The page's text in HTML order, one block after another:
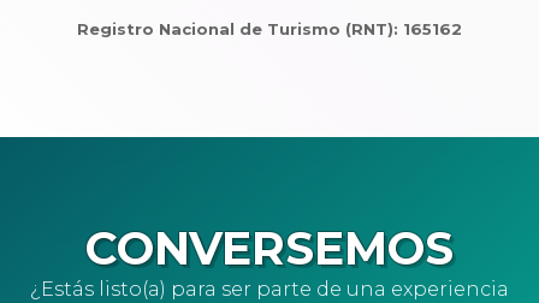
Registro Nacional de Turismo (RNT): 165162
CONVERSEMOS
¿Estás listo(a) para ser parte de una experiencia